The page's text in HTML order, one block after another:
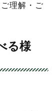
理解・ご
る様